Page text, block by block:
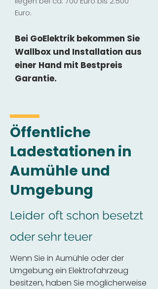
Euro.
Bei GoElektrik bekommen Sie
Wallbox und Installation aus
einer Hand mit Bestpreis
Garantie.
Öffentliche
Ladestationen in
Aumühle und
Umgebung
Leider oft schon besetzt
oder sehr teuer
Wenn Sie in Aumühle oder der
Umgebung ein Elektrofahrzeug
besitzen, haben Sie möglicherweise